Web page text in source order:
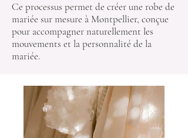
Ce processus permet de créer une robe de
mariée sur mesure à Montpellier, conçue
pour accompagner naturellement les
mouvements et la personnalité de la
mariée.